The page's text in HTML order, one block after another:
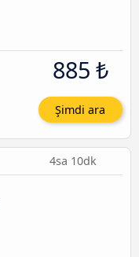
885 ₺
Şimdi ara
4sa 10dk